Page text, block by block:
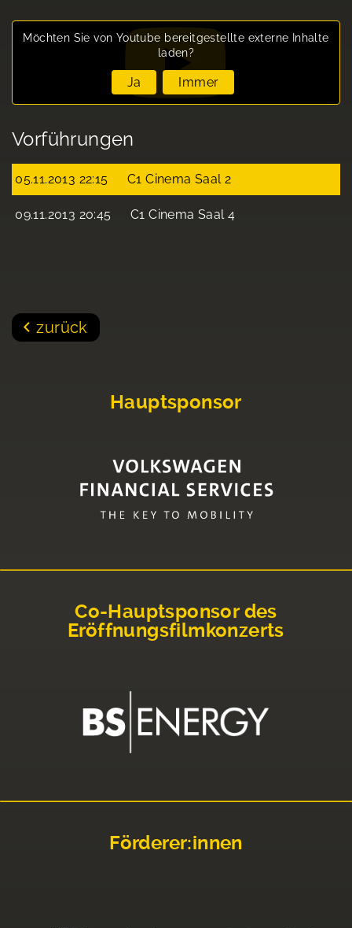
Möchten Sie von Youtube bereitgestellte externe Inhalte
laden?
Ja Immer
Vorführungen
05.11.2013 22:15 C1 Cinema Saal 2
09.11.2013 20:45 C1 Cinema Saal 4
zurück
Hauptsponsor
Co-Hauptsponsor des
Eröffnungsfilmkonzerts
Förderer:innen